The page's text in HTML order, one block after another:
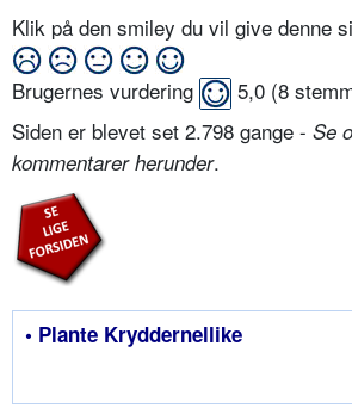
Klik på den smiley du vil give denne
Brugernes vurdering 5,0 (8
Siden er blevet set 2.798 gange - Se
kommentarer herunder.
• Plante Kryddernellike